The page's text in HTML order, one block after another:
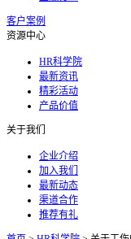
客户案例
资源中心
HR科学院
最新资讯
精彩活动
产品价值
关于我们
企业介绍
加入我们
最新动态
渠道合作
推荐有礼